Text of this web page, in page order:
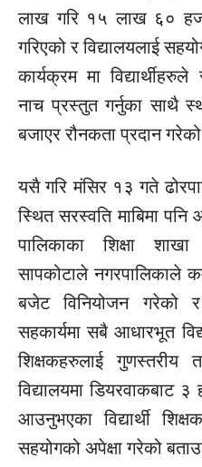
लाख गरि १५ लाख ६०
गरिएको र विद्यालयलाई
कार्यक्रम मा
नाच प्रस्तुत गर्नुका साथै
बजाएर रौनकता प्रदान
यसै गरि मंसिर १३ गते
स्थित सरस्वति माबिमा पनि
पालिकाका शिक्षा
सापकोटाले नगरपालिकाले
बजेट विनियोजन गरेको र
सहकार्यमा सबै आधारभूत
शिक्षकहरुलाई गुणस्तरीय
विद्यालयमा डियरवाकबाट ३
आउनुभएका विद्यार्थी
सहयोगको अपेक्षा गरेको